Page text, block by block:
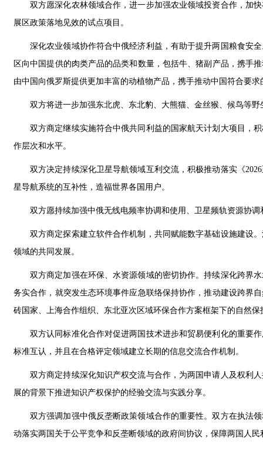
双方愿深化农林领域合作，进一步加强农业领域投资合作，加
展区政策落地见效的试点项目。
深化农业领域协作符合中俄经济利益，有助于提升两国粮食安
区向中国提供的肉类产品的品类和数量，包括牛、猪副产品，携手
由中国向俄罗斯提供更加丰富的动植物产品，携手推动中国符合要
双方将进一步加强东北虎、东北豹、大熊猫、金丝猴、候鸟等
双方商定继续实施符合中俄共同利益的国家航天计划大项目，
作层次和水平。
双方决定持续深化卫星导航领域互利交流，积极推动落实《
星导航系统的互补性，造福世界各国用户。
双方愿持续加强中俄无线电频率协调和使用、卫星频轨资源协
双方商定探索建立软件合作机制，共同赋能数字基础设施建设
领域的共同发展。
双方商定加强在环保、水资源领域的密切协作。持续深化跨界
务实合作，就突发生态环境事件应急联络保持协作，推动建设跨界
砖国家、上海合作组织、东北亚次区域环保合作方案框架下的自然保
双方认同标准化合作对促进两国技术进步和贸易便利化的重要
标准互认，并且在合格评定领域建立长期的信息交流合作机制。
双方商定持续深化知识产权交流与合作，为两国申请人及权利
展的背景下推进知识产权保护的经验交流与实践分享。
双方强调加强中俄反垄断政策领域合作的重要性。双方在执法
动落实两国关于公平竞争和反垄断领域的政府间协议，保障两国人民